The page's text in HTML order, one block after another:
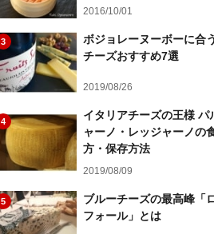
2016/10/01
3
ボジョレーヌーボーに合
チーズおすすめ7選
2019/08/26
4
イタリアチーズの王様 パ
ャーノ・レッジャーノの
方・保存方法
2019/08/09
5
ブルーチーズの最高峰「
フォール」とは